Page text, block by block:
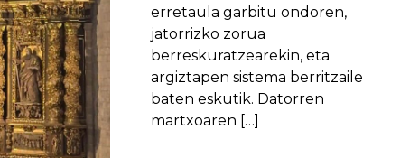
erretaula garbitu ondoren,
jatorrizko zorua
berreskuratzearekin, eta
argiztapen sistema berritzaile
baten eskutik. Datorren
martxoaren […]